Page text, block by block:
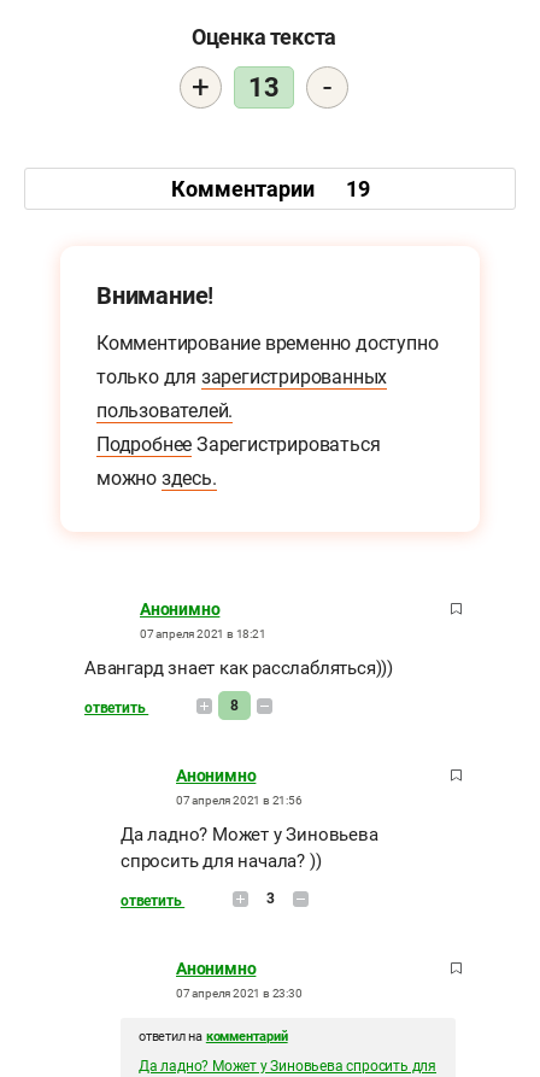
Оценка текста
+ 13 -
Комментарии 19
Внимание!
Комментирование временно доступно
только для зарегистрированных
пользователей.
Подробнее Зарегистрироваться
можно здесь.
Анонимно
07 апреля 2021 в 18:21
Авангард знает как расслабляться)))
ответить 8
Анонимно
07 апреля 2021 в 21:56
Да ладно? Может у Зиновьева
спросить для начала? ))
ответить 3
Анонимно
07 апреля 2021 в 23:30
ответил на комментарий
Да ладно? Может у Зиновьева спросить для